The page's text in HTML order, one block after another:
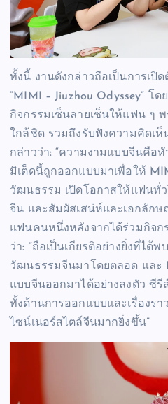
ทั้งนี้ งานดังกล่าวถือเป็นการเปิ
“MIMI – Jiuzhou Odyssey” โ
กิจกรรมเซ็นลายเซ็นให้แฟน ๆ
ใกล้ชิด รวมถึงรับฟังความคิดเห็
กล่าวว่า: “ความงามแบบจีนคือ
มิเต็ดนี้ถูกออกแบบมาเพื่อให้
วัฒนธรรม เปิดโอกาสให้แฟนทั่
จีน และสัมผัสเสน่ห์และเอกลัก
แฟนคนหนึ่งหลังจากได้ร่วมกิจก
ว่า: “ถือเป็นเกียรติอย่างยิ่งที่ได้
วัฒนธรรมจีนมาโดยตลอด และ
แบบจีนออกมาได้อย่างลงตัว ซีรีส์
ทั้งด้านการออกแบบและเรื่องร
ไซน์เนอร์สไตล์จีนมากยิ่งขึ้น”